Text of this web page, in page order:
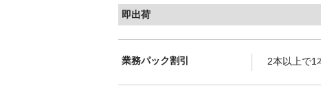
即出荷
業務パック割引 2本以上で1